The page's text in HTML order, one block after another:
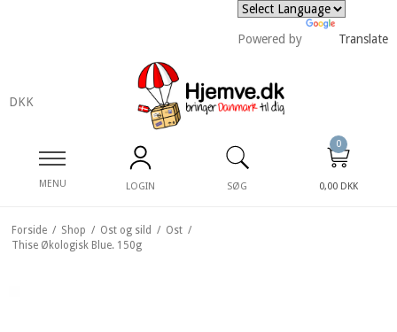
Powered by Translate
DKK
MENU LOGIN SØG
0
0,00 DKK
Forside / Shop / Ost og sild / Ost /
Thise Økologisk Blue. 150g